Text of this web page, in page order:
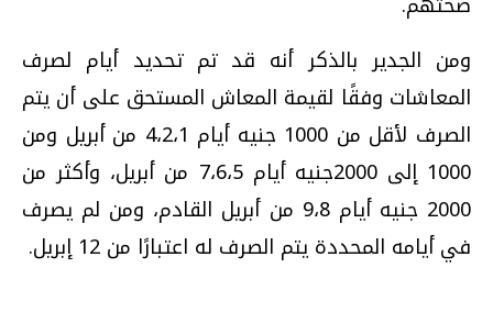
ومن الجدير بالذكر أنه قد تم تحديد أيام لصرف
المعاشات وفقًا لقيمة المعاش المستحق على أن يتم
الصرف لأقل من 1000 جنيه أيام 4،2،1 من أبريل ومن
1000 إلى 2000جنيه أيام 7،6،5 من أبريل، وأكثر من
2000 جنيه أيام 9،8 من أبريل القادم، ومن لم يصرف
في أيامه المحددة يتم الصرف له اعتبارًا من 12 إبريل.